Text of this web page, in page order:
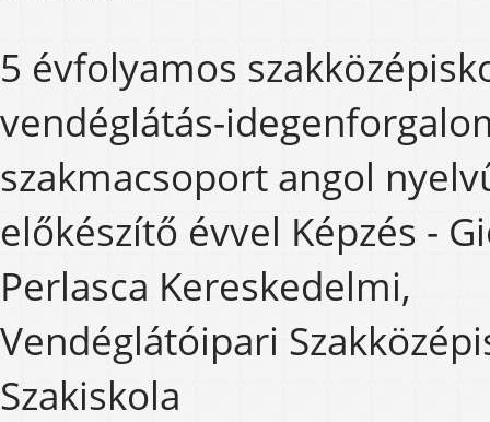
5 évfolyamos
vendéglátás-
szakmacsoport angol
előkészítő évvel Képzés -
Perlasca Kereskedelmi,
Vendéglátóipari
Szakiskola